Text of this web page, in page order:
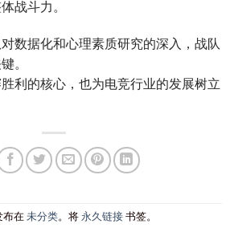
战斗力。
数据化和心理素质研究的深入，战队
。
胜利的核心，也为电竞行业的发展树立
布在 未分类。将 永久链接 书签。